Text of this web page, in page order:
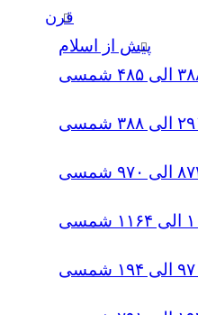
قرن
پیش از اسلام